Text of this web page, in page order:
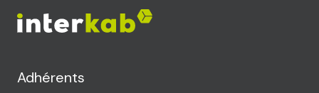
Adhérents